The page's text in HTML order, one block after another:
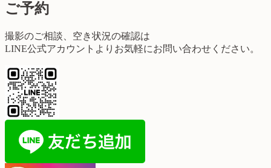
ご予約
撮影のご相談、空き状況の確認は
LINE公式アカウントよりお気軽にお問い合わせください。